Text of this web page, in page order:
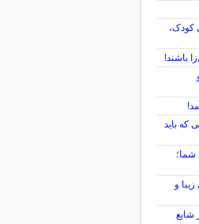
کودک،
که باید
و
شایع